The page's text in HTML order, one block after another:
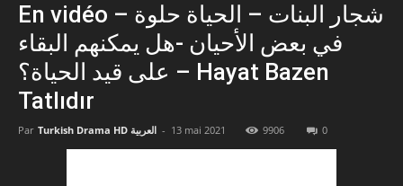
En vidéo – شجار البنات – الحياة حلوة
في بعض الأحيان -هل يمكنهم البقاء
على قيد الحياة؟ – Hayat Bazen
Tatlıdır
Par Turkish Drama HD العربية - 13 mai 2021 9906 0